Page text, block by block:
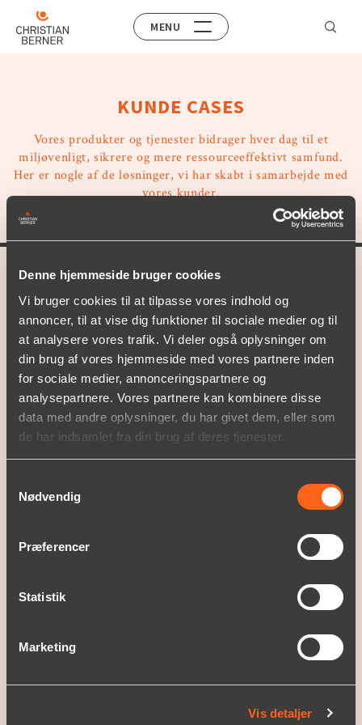
Denne hjemmeside bruger cookies
Vi bruger cookies til at tilpasse vores indhold og
annoncer, til at vise dig funktioner til sociale medier og til
at analysere vores trafik. Vi deler også oplysninger om
din brug af vores hjemmeside med vores partnere inden
for sociale medier, annonceringspartnere og
analysepartnere. Vores partnere kan kombinere disse
data med andre oplysninger, du har givet dem, eller som
de har indsamlet fra din brug af deres tjenester.
Nødvendig
Præferencer
Statistik
Marketing
Vis detaljer
MENU
KUNDE CASES
Vores produkter og tjenester bidrager hver dag til et
miljøvenligt, sikrere og mere ressourceeffektivt samfund.
Her er nogle af de løsninger, vi har skabt i samarbejde med
vores kunder.
VORE PRODUKTER
Produktområde
Service
OPLEV CHRISTIAN BERNER
Om Christian Berner
Historie